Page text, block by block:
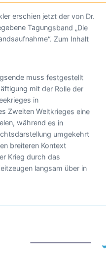
erschien jetzt der von Dr.
Tagungsband „Die
Zum Inhalt
muss festgestellt
mit der Rolle der
in
Zweiten Weltkrieges eine
während es in
umgekehrt
breiteren Kontext
Krieg durch das
langsam über in